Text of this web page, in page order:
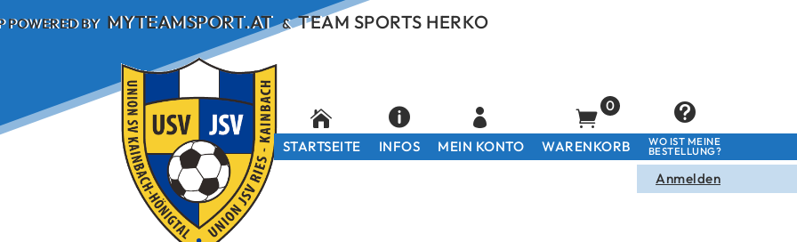
POWERED BY MYTEAMSPORT.AT& TEAM SPORTS HERKO
STARTSEITE INFOS MEIN KONTO WARENKORB WO IST MEINE
BESTELLUNG?
Anmelden